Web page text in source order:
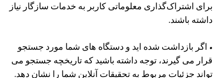
برای اشتراک‌گذاری معلوماتی کاربر به خدمات سازگار نیاز
داشته باشند.
• اگر بازداشت شده اید و دستگاه های شما مورد جستجو
قرار می گیرند، توجه داشته باشید که تاریخچه جستجو می
تواند جزئیات مربوط به تحقیقات آنلاین شما را نشان دهد.